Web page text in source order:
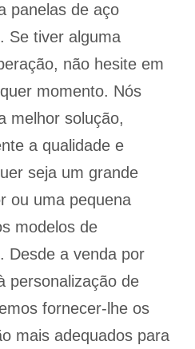
panelas de aço
Se tiver alguma
não hesite em
momento. Nós
melhor solução,
a qualidade e
seja um grande
ou uma pequena
modelos de
Desde a venda por
personalização de
fornecer-lhe os
mais adequados para